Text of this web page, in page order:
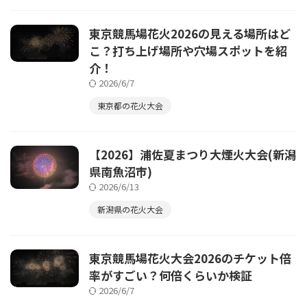
東京競馬場花火2026の見える場所はど
こ？打ち上げ場所や穴場スポットを紹
介！
2026/6/7
東京都の花火大会
【2026】浦佐夏まつり大煙火大会(新潟
県南魚沼市)
2026/6/13
新潟県の花火大会
東京競馬場花火大会2026のチケット倍
率がすごい？何倍くらいか検証
2026/6/7